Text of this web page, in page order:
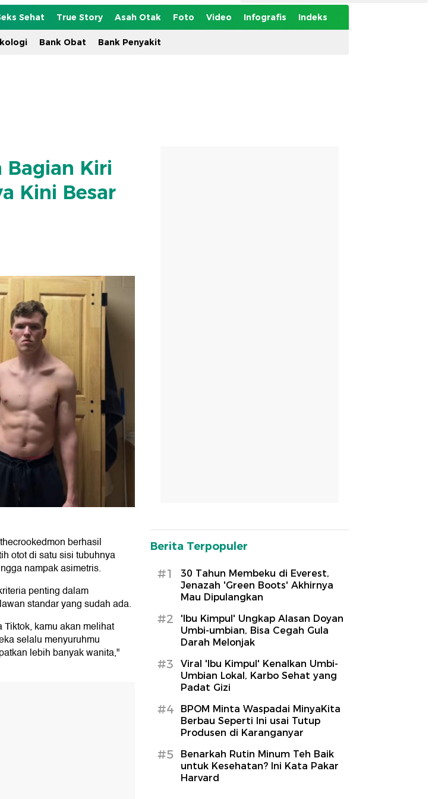
Sehat True Story Asah Otak Foto Video Infografis Indeks
Bank Obat Bank Penyakit
Kiri
Kini Besar
berhasil
otot di satu sisi tubuhnya
nampak asimetris.
penting dalam
standar yang sudah ada.
kamu akan melihat
selalu menyuruhmu
lebih banyak wanita,"
Berita Terpopuler
#1
30 Tahun Membeku di Everest,
Jenazah 'Green Boots' Akhirnya
Mau Dipulangkan
#2
'Ibu Kimpul' Ungkap Alasan Doyan
Umbi-umbian, Bisa Cegah Gula
Darah Melonjak
#3
Viral 'Ibu Kimpul' Kenalkan Umbi-
Umbian Lokal, Karbo Sehat yang
Padat Gizi
#4
BPOM Minta Waspadai MinyaKita
Berbau Seperti Ini usai Tutup
Produsen di Karanganyar
#5
Benarkah Rutin Minum Teh Baik
untuk Kesehatan? Ini Kata Pakar
Harvard